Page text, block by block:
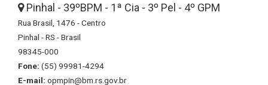
Pinhal - 39ºBPM - 1ª Cia - 3º Pel - 4º GPM
Rua Brasil, 1476 - Centro
Pinhal - RS - Brasil
98345-000
Fone: (55) 99981-4294
E-mail: opmpin@bm.rs.gov.br